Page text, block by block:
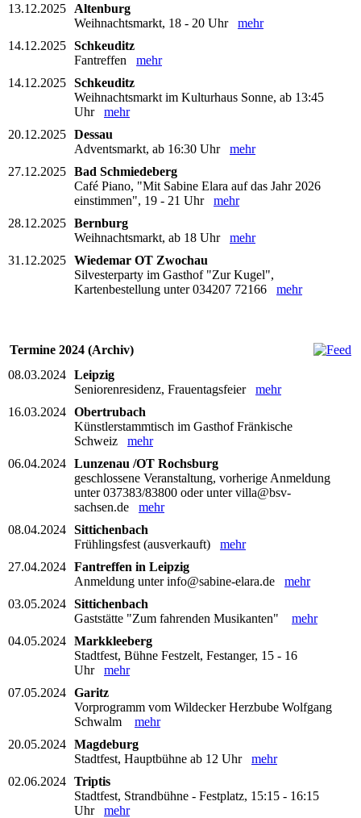
13.12.2025
Altenburg
Weihnachtsmarkt, 18 - 20 Uhr mehr
14.12.2025 Schkeuditz
Fantreffen mehr
14.12.2025 Schkeuditz
Weihnachtsmarkt im Kulturhaus Sonne, ab 13:45
Uhr mehr
20.12.2025 Dessau
Adventsmarkt, ab 16:30 Uhr mehr
27.12.2025 Bad Schmiedeberg
Café Piano, "Mit Sabine Elara auf das Jahr 2026
einstimmen", 19 - 21 Uhr mehr
28.12.2025 Bernburg
Weihnachtsmarkt, ab 18 Uhr mehr
31.12.2025 Wiedemar OT Zwochau
Silvesterparty im Gasthof "Zur Kugel",
Kartenbestellung unter 034207 72166 mehr
Termine 2024 (Archiv)
08.03.2024 Leipzig
Seniorenresidenz, Frauentagsfeier mehr
16.03.2024 Obertrubach
Künstlerstammtisch im Gasthof Fränkische
Schweiz mehr
06.04.2024 Lunzenau /OT Rochsburg
geschlossene Veranstaltung, vorherige Anmeldung
unter 037383/83800 oder unter villa@bsv-
sachsen.de mehr
08.04.2024 Sittichenbach
Frühlingsfest (ausverkauft) mehr
27.04.2024 Fantreffen in Leipzig
Anmeldung unter info@sabine-elara.de mehr
03.05.2024 Sittichenbach
Gaststätte "Zum fahrenden Musikanten" mehr
04.05.2024 Markkleeberg
Stadtfest, Bühne Festzelt, Festanger, 15 - 16
Uhr mehr
07.05.2024 Garitz
Vorprogramm vom Wildecker Herzbube Wolfgang
Schwalm mehr
20.05.2024 Magdeburg
Stadtfest, Hauptbühne ab 12 Uhr mehr
02.06.2024 Triptis
Stadtfest, Strandbühne - Festplatz, 15:15 - 16:15
Uhr mehr